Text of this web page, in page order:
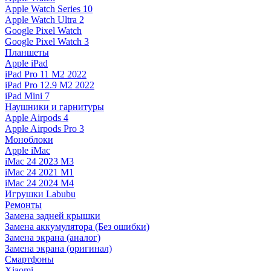
Apple Watch Series 10
Apple Watch Ultra 2
Google Pixel Watch
Google Pixel Watch 3
Планшеты
Apple iPad
iPad Pro 11 M2 2022
iPad Pro 12.9 M2 2022
iPad Mini 7
Наушники и гарнитуры
Apple Airpods 4
Apple Airpods Pro 3
Моноблоки
Apple iMac
iMac 24 2023 M3
iMac 24 2021 M1
iMac 24 2024 M4
Игрушки Labubu
Ремонты
Замена задней крышки
Замена аккумулятора (Без ошибки)
Замена экрана (аналог)
Замена экрана (оригинал)
Смартфоны